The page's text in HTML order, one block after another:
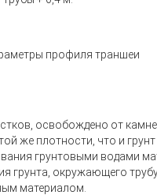
профиля траншеи
освобождено от
же плотности, что и грунт
грунтовыми водами
грунта, окружающего
материалом.